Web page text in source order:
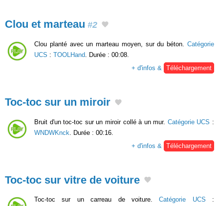
Clou et marteau #2
Clou planté avec un marteau moyen, sur du béton. Catégorie
UCS : TOOLHand . Durée : 00:08.
+ d'infos &
Téléchargement
Toc-toc sur un miroir
Bruit d'un toc-toc sur un miroir collé à un mur. Catégorie UCS :
WNDWKnck . Durée : 00:16.
+ d'infos &
Téléchargement
Toc-toc sur vitre de voiture
Toc-toc sur un carreau de voiture.Catégorie UCS :